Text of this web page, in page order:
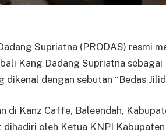
Supriatna (PRODAS) resmi
Kang Dadang Supriatna
dikenal dengan sebutan “Bedas Jilid
di Kanz Caffe, Baleendah,
oleh Ketua KNPI Kabupaten